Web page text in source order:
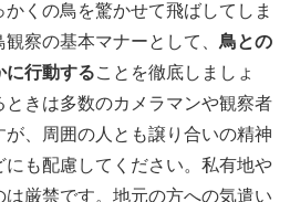
くの鳥を驚かせて飛ばしてしま
察の基本マナーとして、 鳥との
に行動することを徹底しましょ
ときは多数のカメラマンや観察者
、周囲の人とも譲り合いの精神
にも配慮してください。私有地や
厳禁です。地元の方への気遣い